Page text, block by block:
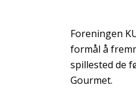
Foreningen
formål å
spillested de
Gourmet.